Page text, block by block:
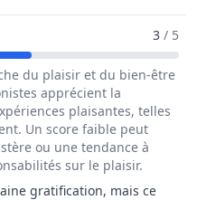
De Chef / Cheffe De
3 / 5
du plaisir et du bien-être
apprécient la
plaisantes, telles
Un score faible peut
ou une tendance à
sur le plaisir.
gratification, mais ce